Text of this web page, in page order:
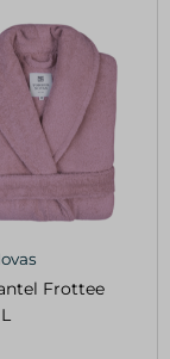
Frottee